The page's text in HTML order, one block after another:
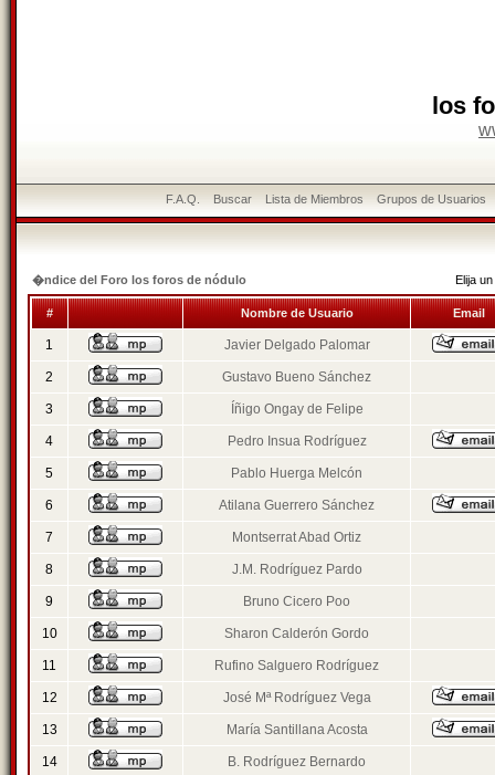
los
F.A.Q. Buscar Lista de Miembros Grupos de Usuarios
�ndice del Foro los foros de nódulo Elija
# Nombre de Usuario Email
1 Javier Delgado Palomar
2 Gustavo Bueno Sánchez
3 Íñigo Ongay de Felipe
4 Pedro Insua Rodríguez
5 Pablo Huerga Melcón
6 Atilana Guerrero Sánchez
7 Montserrat Abad Ortiz
8 J.M. Rodríguez Pardo
9 Bruno Cicero Poo
10 Sharon Calderón Gordo
11 Rufino Salguero Rodríguez
12 José Mª Rodríguez Vega
13 María Santillana Acosta
14 B. Rodríguez Bernardo